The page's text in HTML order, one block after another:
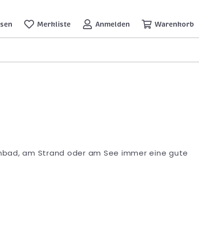
Merkliste Anmelden Warenkorb
am Strand oder am See immer eine gute